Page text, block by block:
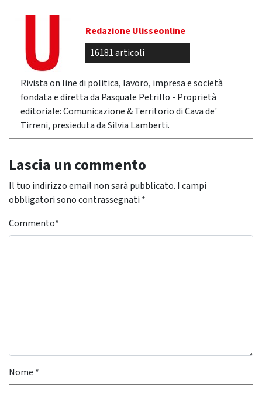
Redazione Ulisseonline
16181 articoli
Rivista on line di politica, lavoro, impresa e società
fondata e diretta da Pasquale Petrillo - Proprietà
editoriale: Comunicazione & Territorio di Cava de'
Tirreni, presieduta da Silvia Lamberti.
Lascia un commento
Il tuo indirizzo email non sarà pubblicato. I campi
obbligatori sono contrassegnati *
Commento*
Nome *